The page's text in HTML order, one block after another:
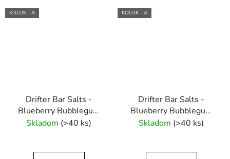
KOLOK - A
Drifter Bar Salts -
Blueberry Bubblegum
10ml (10mg) e-liquid
Skladom (>40 ks)
KOLOK - A
Drifter Bar Salts -
Blueberry Bubblegum
10ml (20mg) e-liquid
Skladom (>40 ks)